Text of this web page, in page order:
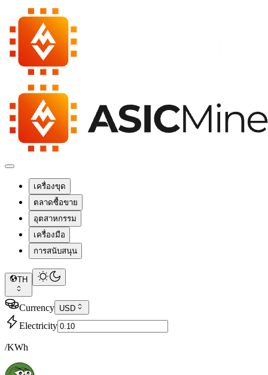
เครื่องขุด
ตลาดซื้อขาย
อุตสาหกรรม
เครื่องมือ
การสนับสนุน
TH
Currency USD
Electricity
/KWh